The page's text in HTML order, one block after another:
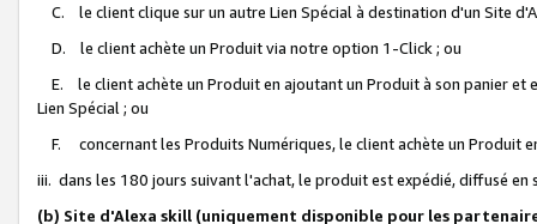
C. le client clique sur un autre Lien Spécial à destination d'un Site
D. le client achète un Produit via notre option 1-Click ; ou
E. le client achète un Produit en ajoutant un Produit à son panier et
Lien Spécial ; ou
F. concernant les Produits Numériques, le client achète un Produit
iii. dans les 180 jours suivant l'achat, le produit est expédié, diffusé
(b) Site d'Alexa skill (uniquement disponible pour les